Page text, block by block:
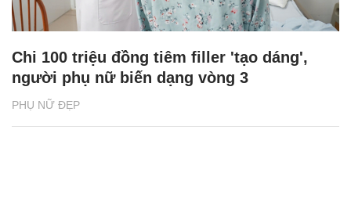
PHỤ NỮ ĐẸP
Chi 100 triệu đồng tiêm filler 'tạo dáng',
người phụ nữ biến dạng vòng 3